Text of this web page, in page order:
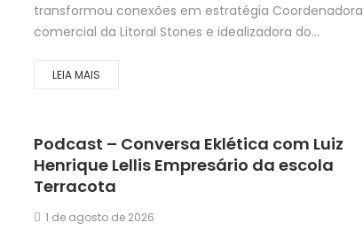
transformou conexões em estratégia Coordenadora
comercial da Litoral Stones e idealizadora do...
LEIA MAIS
Podcast – Conversa Eklética com Luiz
Henrique Lellis Empresário da escola
Terracota
1 de agosto de 2026